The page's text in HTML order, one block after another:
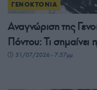
ΓΕΝΟΚΤΟΝΙΑ
Αναγνώριση της
Πόντου: Τι σημαίνει
31/07/2026 - 7:57μμ